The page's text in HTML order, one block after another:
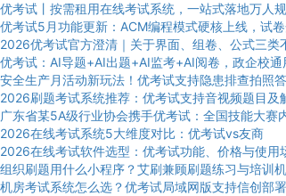
优考试丨按需租用在线考试系统，一站式落地万人
优考试5月功能更新：ACM编程模式硬核上线，试
2026优考试官方澄清｜关于界面、组卷、公式三类
优考试：AI导题+AI出题+AI监考+AI阅卷，政企校
安全生产月活动新玩法！优考试支持隐患排查拍照答
2026刷题考试系统推荐：优考试支持音视频题目及
广东省某5A级行业协会携手优考试：全国技能大赛
2026在线考试系统5大维度对比：优考试vs友商
2026在线考试软件选型：优考试功能、价格与使用
组织刷题用什么小程序？艾刷兼顾刷题练习与培训机
机房考试系统怎么选？优考试局域网版支持信创部